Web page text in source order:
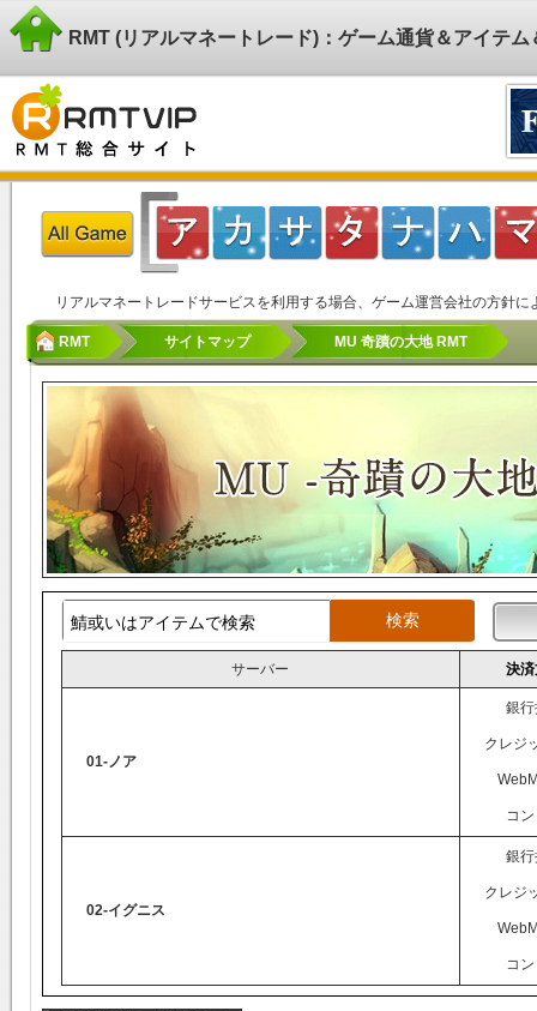
RMT (リアルマネートレード)：ゲーム通貨＆アイテ
リアルマネートレードサービスを利用する場合、ゲーム運営会社の方針
RMT サイトマップ MU 奇蹟の大地 RMT
サーバー 決
01-ノア
銀
クレジ
コ
02-イグニス
銀
クレジ
コ